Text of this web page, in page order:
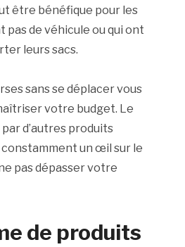
être bénéfique pour les
pas de véhicule ou qui ont
leurs sacs.
sans se déplacer vous
votre budget. Le
d’autres produits
constamment un œil sur le
pas dépasser votre
de produits